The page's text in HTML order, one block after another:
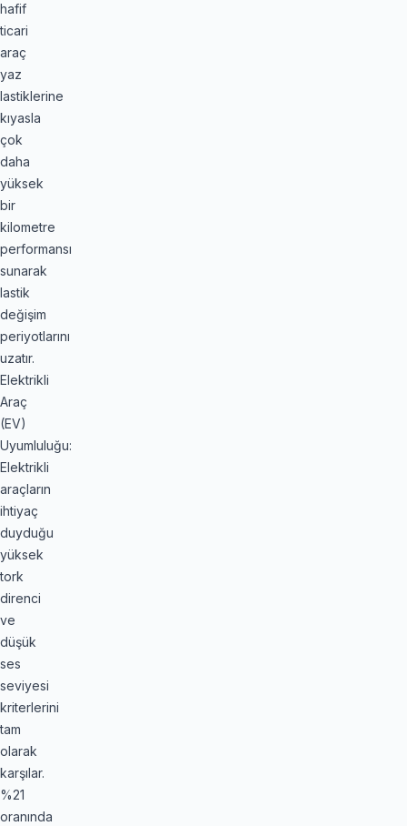
hafif
ticari
araç
yaz
lastiklerine
kıyasla
çok
daha
yüksek
bir
kilometre
performansı
sunarak
lastik
değişim
periyotlarını
uzatır.
Elektrikli
Araç
(EV)
Uyumluluğu:
Elektrikli
araçların
ihtiyaç
duyduğu
yüksek
tork
direnci
ve
düşük
ses
seviyesi
kriterlerini
tam
olarak
karşılar.
%21
oranında